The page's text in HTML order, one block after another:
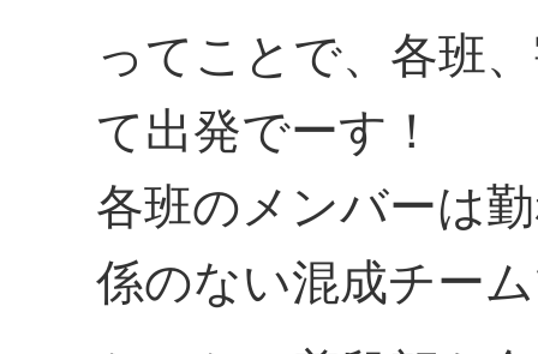
ってことで、各班
て出発でーす！
各班のメンバーは
係のない混成チー